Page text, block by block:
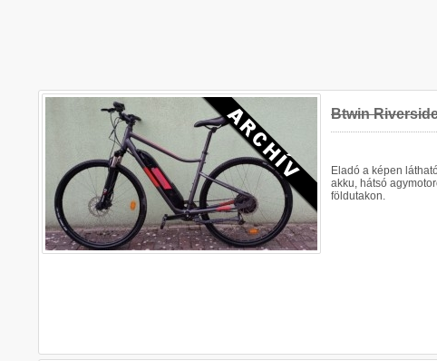
Btwin
Eladó a képen
akku, hátsó
földutakon.